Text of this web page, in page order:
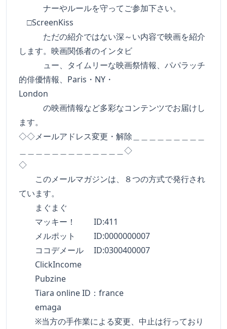
ナーやルールを守ってご参加下さい。
□ScreenKiss
ただの紹介ではない深～い内容で映画を紹介
します。映画関係者のインタビ
ュー、タイムリーな映画祭情報、パパラッチ
的俳優情報、Paris・NY・
London
の映画情報など多彩なコンテンツでお届けし
ます。
◇◇メールアドレス変更・解除＿＿＿＿＿＿＿＿＿
＿＿＿＿＿＿＿＿＿＿＿＿＿◇
◇
このメールマガジンは、８つの方式で発行され
ています。
まぐまぐ
マッキー！ ID:411
メルポット ID:0000000007
ココデメール ID:0300400007
ClickIncome
Pubzine
Tiara online ID：france
emaga
※当方の手作業による変更、中止は行っており